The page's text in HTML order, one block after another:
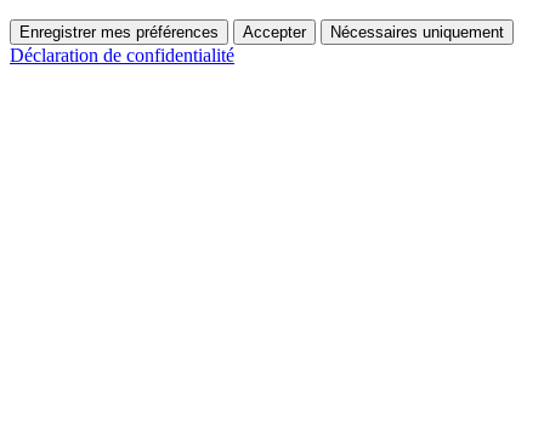
Enregistrer mes préférences Accepter Nécessaires uniquement
Déclaration de confidentialité